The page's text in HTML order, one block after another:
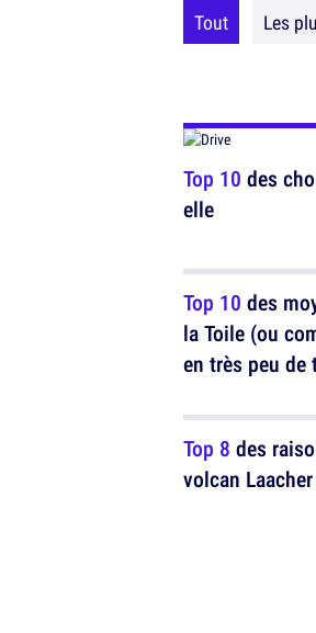
Tout Les
Top 10 des
elle
Top 10 des
la Toile (ou
en très peu de
Top 8 des
volcan Laacher